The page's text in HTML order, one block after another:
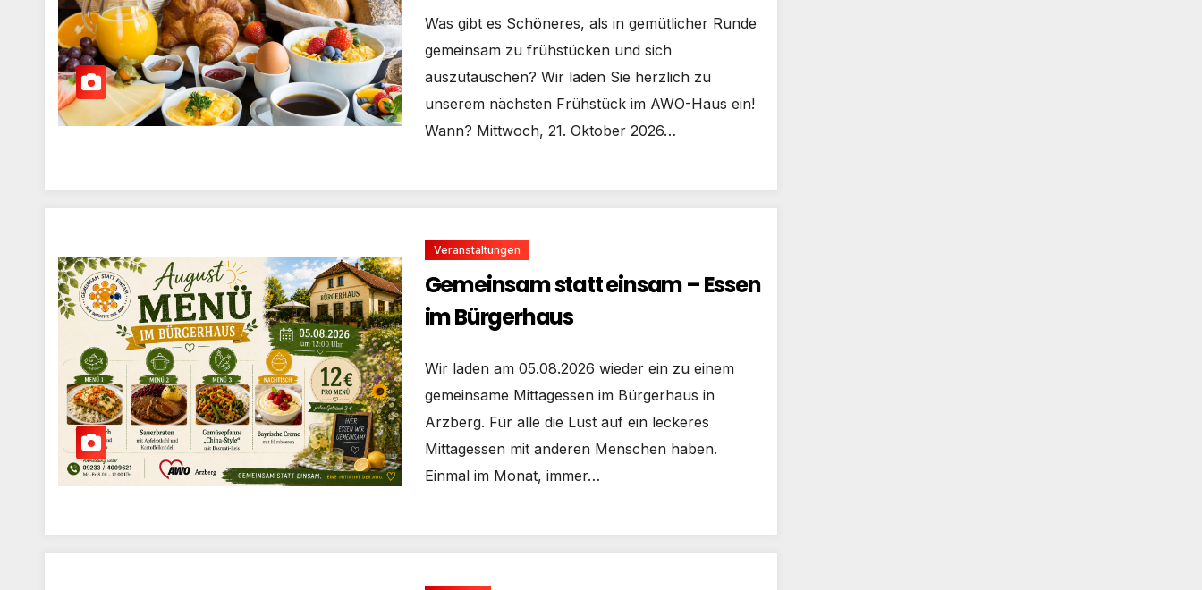
Was gibt es Schöneres, als in gemütlicher Runde
gemeinsam zu frühstücken und sich
auszutauschen? Wir laden Sie herzlich zu
unserem nächsten Frühstück im AWO-Haus ein!
Wann? Mittwoch, 21. Oktober 2026…
Veranstaltungen
Gemeinsam statt einsam – Essen
im Bürgerhaus
Wir laden am 05.08.2026 wieder ein zu einem
gemeinsame Mittagessen im Bürgerhaus in
Arzberg. Für alle die Lust auf ein leckeres
Mittagessen mit anderen Menschen haben.
Einmal im Monat, immer…